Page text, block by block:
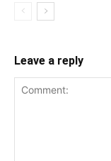
Leave a reply